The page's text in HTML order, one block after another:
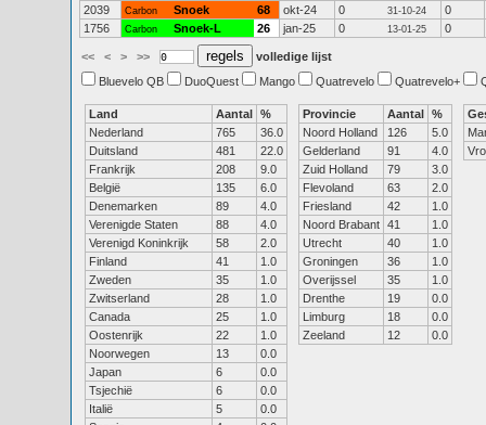
2039
Carbon Snoek 68 okt-24 0 31-10-24
0
1756
Carbon Snoek-L 26 jan-25 0 13-01-25 0
<< < > >>
volledige lijst
Bluevelo QB
DuoQuest Mango Quatrevelo Quatrevelo+
Land Aantal %
Nederland
765
36.0
Duitsland
481
22.0
Frankrijk
208
9.0
België
135
6.0
Denemarken
89
4.0
Verenigde Staten
88
4.0
Verenigd Koninkrijk
58
2.0
Finland
41
1.0
Zweden
35
1.0
Zwitserland
28
1.0
Canada
25
1.0
Oostenrijk
22
1.0
Noorwegen
13
0.0
Japan
6
0.0
Tsjechië
6
0.0
Italië
5
0.0
Provincie Aantal %
Noord Holland
126
5.0
Gelderland
91
4.0
Zuid Holland
79
3.0
Flevoland
63
2.0
Friesland
42
1.0
Noord Brabant 41
1.0
Utrecht
40
1.0
Groningen
36
1.0
Overijssel
35
1.0
Drenthe
19
0.0
Limburg
18
0.0
Zeeland
12 0.0